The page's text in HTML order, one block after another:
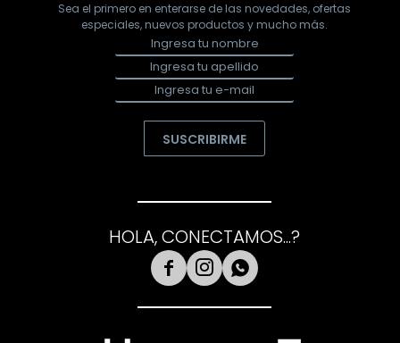
Sea el primero en enterarse de las novedades, ofertas
especiales, nuevos productos y mucho más.
SUSCRIBIRME
HOLA, CONECTAMOS...?
  